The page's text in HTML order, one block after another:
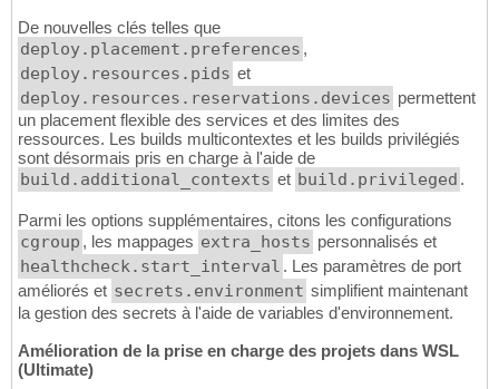
De nouvelles clés telles que
deploy.placement.preferences ,
deploy.resources.pids et
deploy.resources.reservations.devices permettent
un placement flexible des services et des limites des
ressources. Les builds multicontextes et les builds privilégiés
sont désormais pris en charge à l'aide de
build.additional_contexts et build.privileged .
Parmi les options supplémentaires, citons les configurations
cgroup , les mappages extra_hosts personnalisés et
healthcheck.start_interval . Les paramètres de port
améliorés et secrets.environment simplifient maintenant
la gestion des secrets à l'aide de variables d'environnement.
Amélioration de la prise en charge des projets dans WSL
(Ultimate)